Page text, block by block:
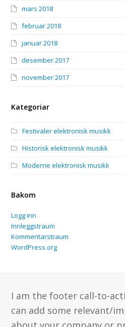
mars 2018
februar 2018
januar 2018
desember 2017
november 2017
Kategoriar
Festivaler elektronisk musikk
Historisk elektronisk musikk
Moderne elektronisk musikk
Bakom
Logg inn
Innleggstraum
Kommentarstraum
WordPress.org
I am the footer call-to-
can add some relevant/